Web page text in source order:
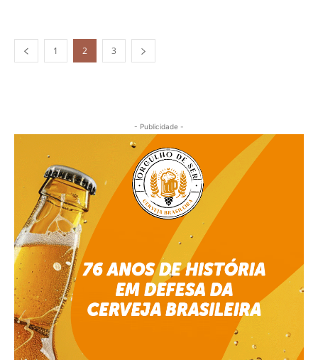
1 2 3
- Publicidade -